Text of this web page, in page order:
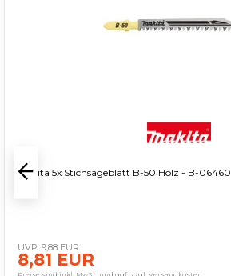
Makita 5x Stichsägeblatt B-50 Holz - B-06460
9,88 EUR
8,81 EUR